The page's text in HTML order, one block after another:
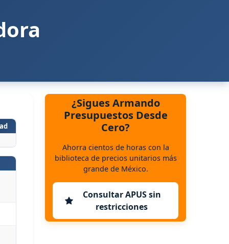
¿Sigues Armando
Presupuestos Desde
Cero?
Ahorra cientos de horas con la
biblioteca de precios unitarios más
grande de México.
Consultar APUS sin
restricciones